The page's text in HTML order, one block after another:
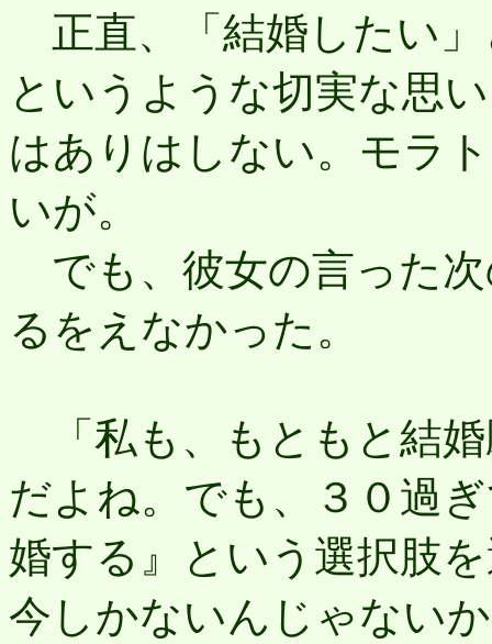
正直、「結婚したい
というような切実な思
はありはしない。モラ
いが。
でも、彼女の言った
るをえなかった。
「私も、もともと結
だよね。でも、３０過
婚する』という選択肢
今しかないんじゃない